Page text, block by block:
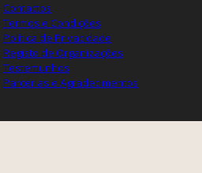
Contactos
Termos e Condições
Política de Privacidade
Registo de Organizações
Testemunhos
Parcerias e Agradecimentos